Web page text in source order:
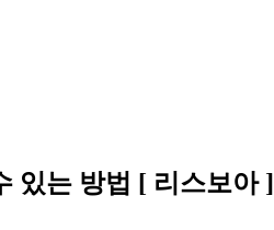
있는 방법 [ 리스보아 ]